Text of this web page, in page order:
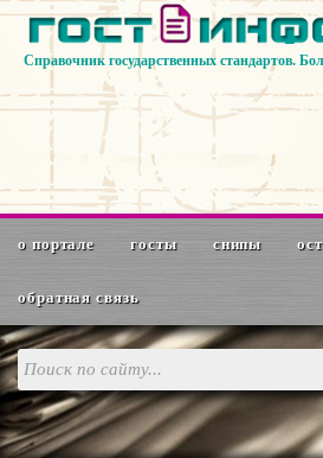
Справочник государственных стандартов.
о портале госты снипы
обратная связь